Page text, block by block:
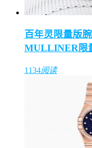
百年灵限量版
MULLINER限
1134阅读